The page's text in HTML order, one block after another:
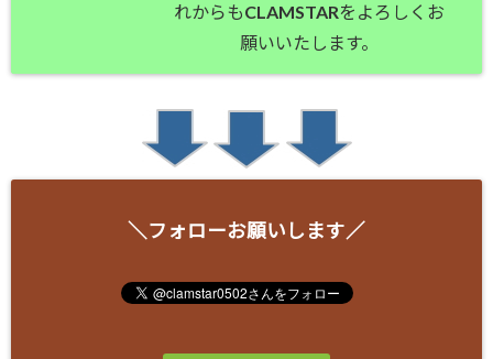
れからもCLAMSTARをよろしくお
願いいたします。
＼フォローお願いします／